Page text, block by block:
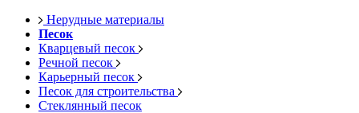
Нерудные материалы
Песок
Кварцевый песок
Речной песок
Карьерный песок
Песок для строительства
Стеклянный песок